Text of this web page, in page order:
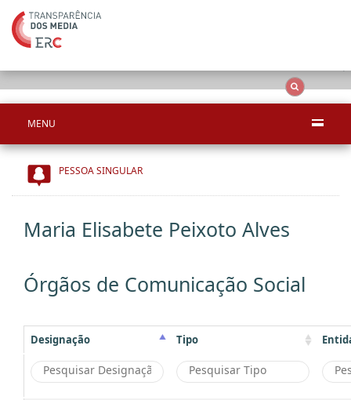
MENU
PESSOA SINGULAR
Maria Elisabete Peixoto Alves
Órgãos de Comunicação Social
Designação Tipo